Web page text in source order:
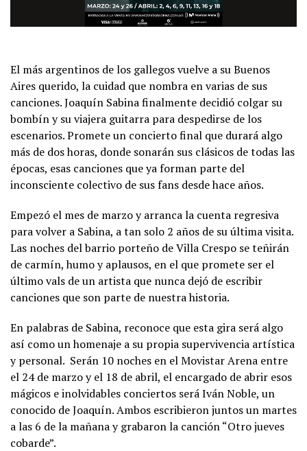
El más argentinos de los gallegos vuelve a su Buenos
Aires querido, la cuidad que nombra en varias de sus
canciones. Joaquín Sabina finalmente decidió colgar su
bombín y su viajera guitarra para despedirse de los
escenarios. Promete un concierto final que durará algo
más de dos horas, donde sonarán sus clásicos de todas las
épocas, esas canciones que ya forman parte del
inconsciente colectivo de sus fans desde hace años.
Empezó el mes de marzo y arranca la cuenta regresiva
para volver a Sabina, a tan solo 2 años de su última visita.
Las noches del barrio porteño de Villa Crespo se teñirán
de carmín, humo y aplausos, en el que promete ser el
último vals de un artista que nunca dejó de escribir
canciones que son parte de nuestra historia.
En palabras de Sabina, reconoce que esta gira será algo
así como un homenaje a su propia supervivencia artística
y personal. Serán 10 noches en el Movistar Arena entre
el 24 de marzo y el 18 de abril, el encargado de abrir esos
mágicos e inolvidables conciertos será Iván Noble, un
conocido de Joaquín. Ambos escribieron juntos un martes
a las 6 de la mañana y grabaron la canción “Otro jueves
cobarde”.